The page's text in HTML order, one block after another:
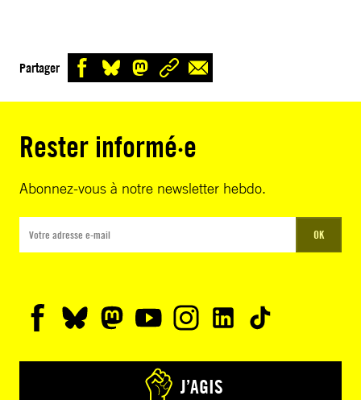
Partager
Rester informé·e
Abonnez-vous à notre newsletter hebdo.
OK
J’AGIS